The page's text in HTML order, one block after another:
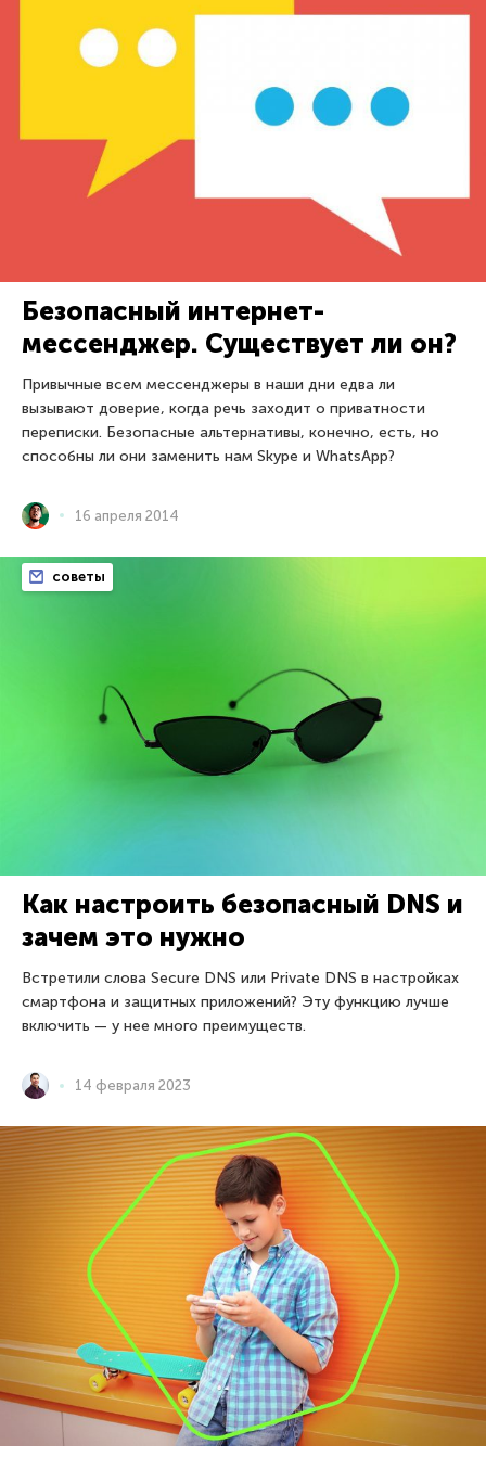
Безопасный интернет-
мессенджер. Существует ли он?
Привычные всем мессенджеры в наши дни едва ли
вызывают доверие, когда речь заходит о приватности
переписки. Безопасные альтернативы, конечно, есть, но
способны ли они заменить нам Skype и WhatsApp?
16 апреля 2014
советы
Как настроить безопасный DNS и
зачем это нужно
Встретили слова Secure DNS или Private DNS в настройках
смартфона и защитных приложений? Эту функцию лучше
включить — у нее много преимуществ.
14 февраля 2023